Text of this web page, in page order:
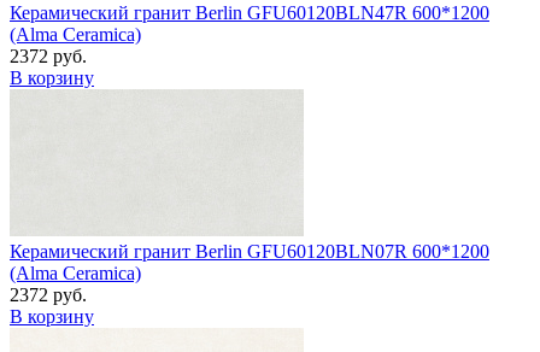
Керамический гранит Berlin GFU60120BLN47R 600*1200
(Alma Ceramica)
2372 руб.
В корзину
Керамический гранит Berlin GFU60120BLN07R 600*1200
(Alma Ceramica)
2372 руб.
В корзину